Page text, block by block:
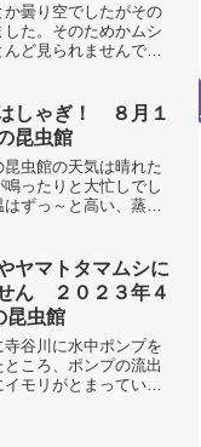
曇り空でしたがその
た。そのためかムシ
ど見られませんでし
はアリマウマノスズ
はじめ...
しゃぎ！ ８月１
昆虫館
虫館の天気は晴れた
ったりと大忙しでし
ずっ～と高い、蒸し
羽化し始めたようで
しく拙い歌...
ヤマトタマムシに
ん ２０２３年４
昆虫館
谷川に水中ポンプを
ころ、ポンプの流出
モリがとまっていま